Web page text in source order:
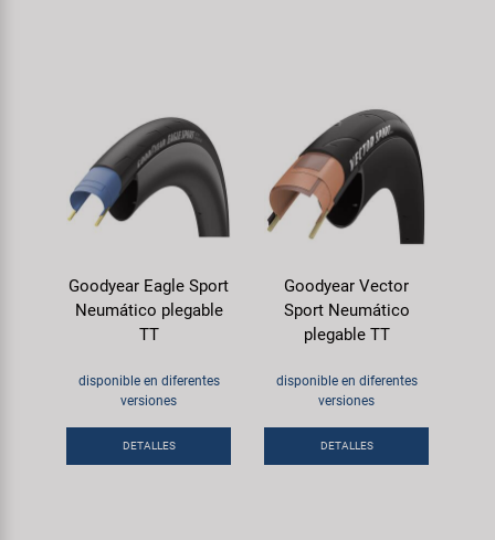
Goodyear Eagle Sport
Neumático plegable
TT
disponible en diferentes
versiones
DETALLES
Goodyear Vector
Sport Neumático
plegable TT
disponible en diferentes
versiones
DETALLES